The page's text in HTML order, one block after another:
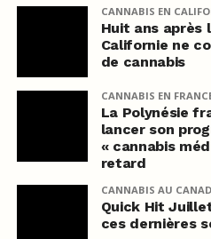
CANNABIS EN
Huit ans après
Californie ne
de cannabis
CANNABIS EN
La Polynésie
lancer son
« cannabis
retard
CANNABIS AU
Quick Hit
ces dernières